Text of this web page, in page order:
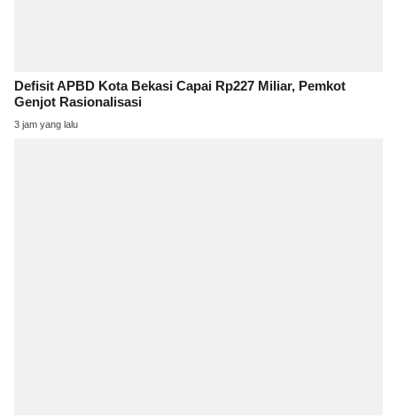
Defisit APBD Kota Bekasi Capai Rp227 Miliar, Pemkot
Genjot Rasionalisasi
3 jam yang lalu